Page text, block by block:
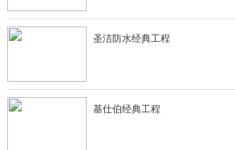
圣洁防水经典工程
基仕伯经典工程